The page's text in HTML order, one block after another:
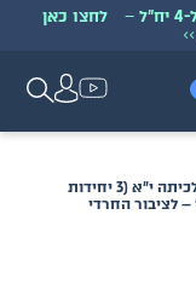
–
לחצו כאן
>>
מתמטיקה לכיתה י״א (3 יחידות
– לציבור החרדי